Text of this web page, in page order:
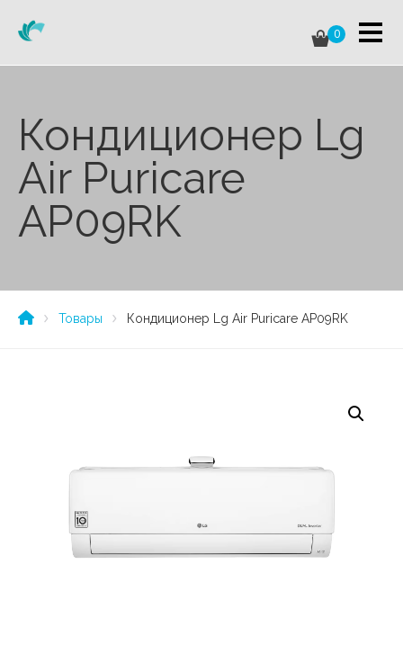
0
Кондиционер Lg
Air Puricare
AP09RK
Товары Кондиционер Lg Air Puricare AP09RK